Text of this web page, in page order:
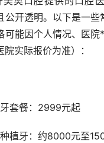
公开透明。以下是一些
可能因个人情况、医
实际报价为准）：
牙套餐：2999元起
种植牙：约8000元至